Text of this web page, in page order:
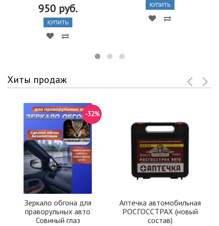
950 руб.
КУПИТЬ
КУПИТЬ
Хиты продаж
Зеркало обгона для
праворульных авто
Совиный глаз
-32%
Аптечка автомобильная
РОСГОССТРАХ (новый
состав)